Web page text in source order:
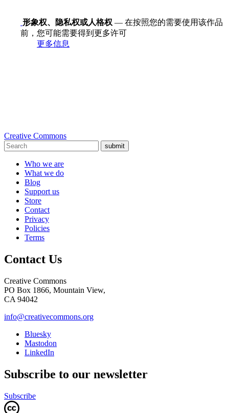
形象权、隐私权或人格权 — 在按照您的需要使用该作品
前，您可能需要得到更多许可
更多信息
Creative Commons
submit
Who we are
What we do
Blog
Support us
Store
Contact
Privacy
Policies
Terms
Contact Us
Creative Commons
PO Box 1866, Mountain View,
CA 94042
info@creativecommons.org
Bluesky
Mastodon
LinkedIn
Subscribe to our newsletter
Subscribe